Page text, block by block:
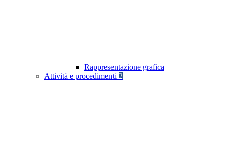
Rappresentazione grafica
Attività e procedimenti 2